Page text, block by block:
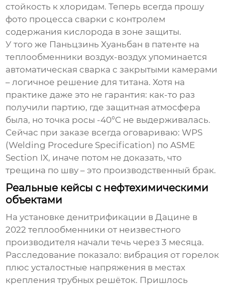
стойкость к хлоридам. Теперь всегда прошу
фото процесса сварки с контролем
содержания кислорода в зоне защиты.
У того же Паньцзинь Хуаньбан в патенте на
теплообменники воздух-воздух упоминается
автоматическая сварка с закрытыми камерами
– логичное решение для титана. Хотя на
практике даже это не гарантия: как-то раз
получили партию, где защитная атмосфера
была, но точка росы -40°C не выдерживалась.
Сейчас при заказе всегда оговариваю: WPS
(Welding Procedure Specification) по ASME
Section IX, иначе потом не доказать, что
трещина по шву – это производственный брак.
Реальные кейсы с нефтехимическими
объектами
На установке денитрификации в Дацине в
2022 теплообменники от неизвестного
производителя начали течь через 3 месяца.
Расследование показало: вибрация от горелок
плюс усталостные напряжения в местах
крепления трубных решёток. Пришлось